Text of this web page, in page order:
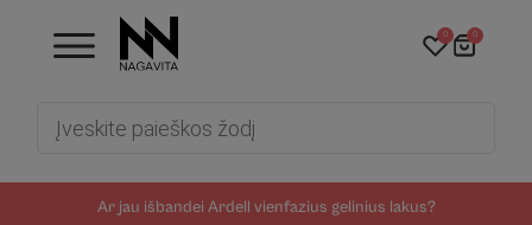
Ar jau išbandei Ardell vienfazius gelinius lakus?
0 0